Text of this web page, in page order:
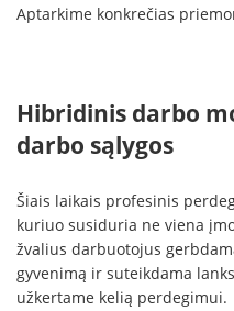
Aptarkime konkrečias
Hibridinis darbo
darbo sąlygos
Šiais laikais profesinis
kuriuo susiduria ne viena
žvalius darbuotojus
gyvenimą ir suteikdama
užkertame kelią perdegimui.